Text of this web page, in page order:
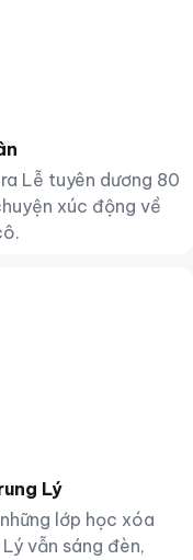
Lễ tuyên dương 80
xúc động về
Lý
lớp học xóa
vẫn sáng đèn,